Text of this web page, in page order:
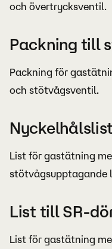
och övertrycksventil.
Packning till
Packning för
och stötvågsventil.
List för gastätning
stötvågsupptagande
List till SR-
List för gastätning